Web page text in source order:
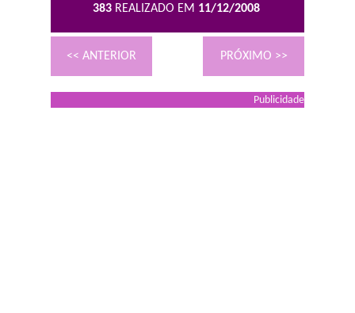
383 REALIZADO EM 11/12/2008
<< ANTERIOR PRÓXIMO >>
Publicidade